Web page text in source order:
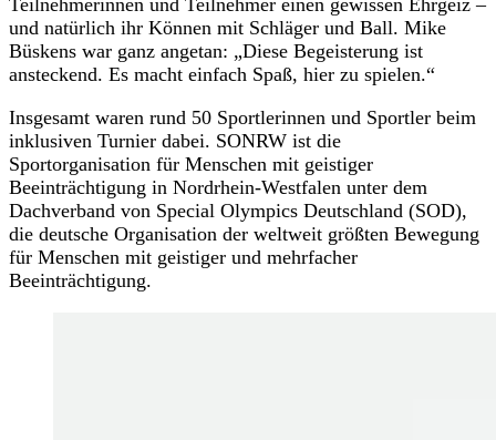
und natürlich ihr Können mit Schläger und Ball. Mike
Büskens war ganz angetan: „Diese Begeisterung ist
ansteckend. Es macht einfach Spaß, hier zu spielen.“
Insgesamt waren rund 50 Sportlerinnen und Sportler beim
inklusiven Turnier dabei. SONRW ist die
Sportorganisation für Menschen mit geistiger
Beeinträchtigung in Nordrhein-Westfalen unter dem
Dachverband von Special Olympics Deutschland (SOD),
die deutsche Organisation der weltweit größten Bewegung
für Menschen mit geistiger und mehrfacher
Beeinträchtigung.